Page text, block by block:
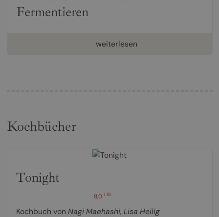
Fermentieren
weiterlesen
Kochbücher
Tonight
8,0/ 10
Kochbuch von Nagi Maehashi, Lisa Heilig